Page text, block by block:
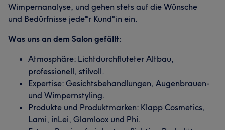
Wimpernanalyse, und gehen stets auf die Wünsche
und Bedürfnisse jede*r Kund*in ein.
Was uns an dem Salon gefällt:
Atmosphäre: Lichtdurchfluteter Altbau,
professionell, stilvoll.
Expertise: Gesichtsbehandlungen, Augenbrauen-
und Wimpernstyling.
Produkte und Produktmarken: Klapp Cosmetics,
Lami, inLei, Glamloox und Phi.